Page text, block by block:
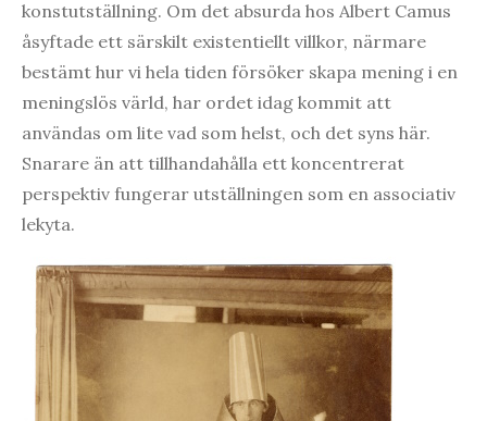
konstutställning. Om det absurda hos Albert Camus
åsyftade ett särskilt existentiellt villkor, närmare
bestämt hur vi hela tiden försöker skapa mening i en
meningslös värld, har ordet idag kommit att
användas om lite vad som helst, och det syns här.
Snarare än att tillhandahålla ett koncentrerat
perspektiv fungerar utställningen som en associativ
lekyta.